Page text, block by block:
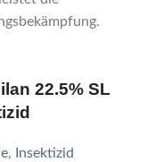
22.5% SL
, Insektizid